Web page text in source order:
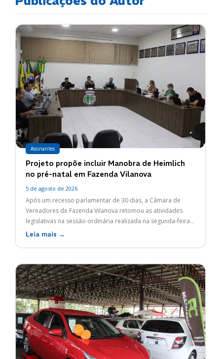
Assinantes
Projeto propõe incluir Manobra de Heimlich
no pré-natal em Fazenda Vilanova
5 de agosto de 2026
Após um recesso parlamentar de 30 dias, a Câmara de
Vereadores de Fazenda Vilanova retomou as atividades
legislativas na sessão ordinária realizada na segunda-feira...
Leia mais →